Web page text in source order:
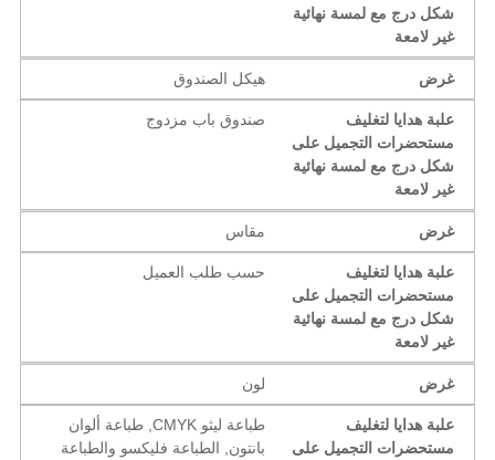
شكل درج مع لمسة نهائية
غير لامعة
هيكل الصندوق
علبة هدايا لتغليف
مستحضرات التجميل على
شكل درج مع لمسة نهائية
غير لامعة
صندوق باب مزدوج
مقاس
علبة هدايا لتغليف
مستحضرات التجميل على
شكل درج مع لمسة نهائية
غير لامعة
حسب طلب العميل
علبة هدايا لتغليف
مستحضرات التجميل على
طباعة ليثو CMYK, طباعة ألوان
بانتون, الطباعة فليكسو والطباعة